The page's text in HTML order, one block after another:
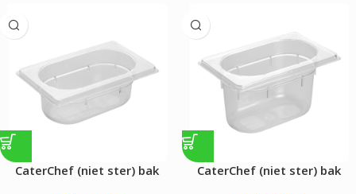
CaterChef (niet ster) bak
CaterChef (niet ster) bak